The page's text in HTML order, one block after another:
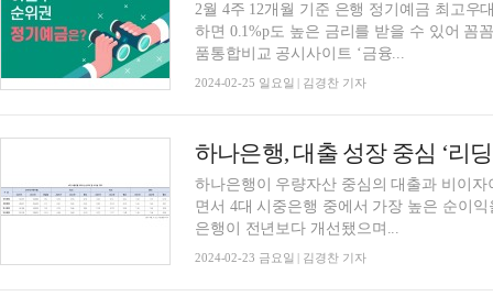
2월 4주 12개월 기준 은행 정기예금 최고우
하면 0.1%p도 높은 금리를 받을 수 있어 꼼
품통합비교 공시사이트 ‘금융...
2024-02-25 일요일 | 김경찬 기자
하나은행이 우량자산 중심의 대출과 비이
면서 4대 시중은행 중에서 가장 높은 순이
은행이 전년보다 개선됐으며...
2024-02-23 금요일 | 김경찬 기자